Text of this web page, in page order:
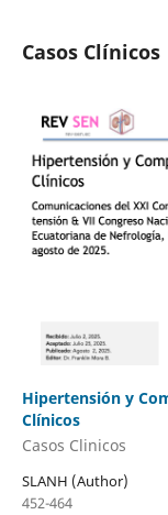
Casos Clínicos
Hipertensión y
Clínicos
Casos Clinicos
SLANH (Author)
452-464